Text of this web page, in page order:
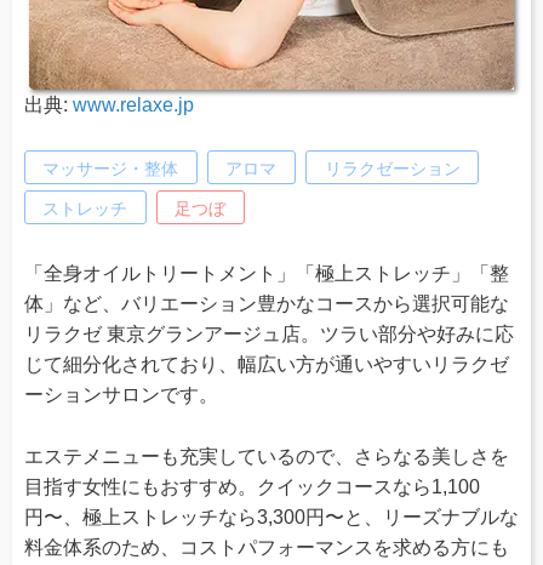
出典: www.relaxe.jp
マッサージ・整体 アロマ リラクゼーション
ストレッチ 足つぼ
「全身オイルトリートメント」「極上ストレッチ」「整
体」など、バリエーション豊かなコースから選択可能な
リラクゼ 東京グランアージュ店。ツラい部分や好みに応
じて細分化されており、幅広い方が通いやすいリラクゼ
ーションサロンです。
エステメニューも充実しているので、さらなる美しさを
目指す女性にもおすすめ。クイックコースなら1,100
円〜、極上ストレッチなら3,300円〜と、リーズナブルな
料金体系のため、コストパフォーマンスを求める方にも